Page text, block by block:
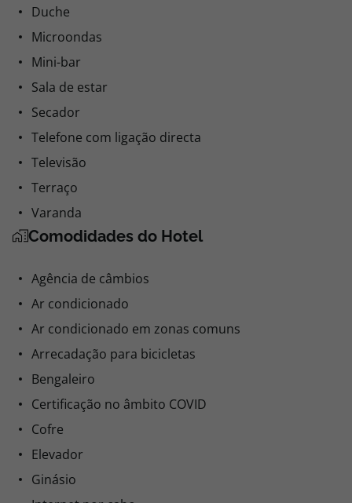
Duche
Microondas
Mini-bar
Sala de estar
Secador
Telefone com ligação directa
Televisão
Terraço
Varanda
Comodidades do Hotel
Agência de câmbios
Ar condicionado
Ar condicionado em zonas comuns
Arrecadação para bicicletas
Bengaleiro
Certificação no âmbito COVID
Cofre
Elevador
Ginásio